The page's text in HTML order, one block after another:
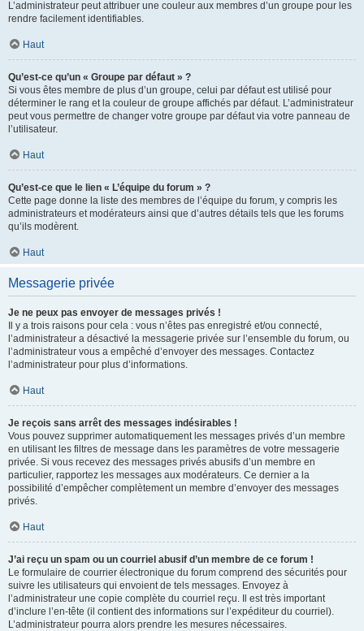
L’administrateur peut attribuer une couleur aux membres d’un groupe pour les
rendre facilement identifiables.
Haut
Qu’est-ce qu’un « Groupe par défaut » ?
Si vous êtes membre de plus d’un groupe, celui par défaut est utilisé pour
déterminer le rang et la couleur de groupe affichés par défaut. L’administrateur
peut vous permettre de changer votre groupe par défaut via votre panneau de
l’utilisateur.
Haut
Qu’est-ce que le lien « L’équipe du forum » ?
Cette page donne la liste des membres de l’équipe du forum, y compris les
administrateurs et modérateurs ainsi que d’autres détails tels que les forums
qu’ils modèrent.
Haut
Messagerie privée
Je ne peux pas envoyer de messages privés !
Il y a trois raisons pour cela : vous n’êtes pas enregistré et/ou connecté,
l’administrateur a désactivé la messagerie privée sur l’ensemble du forum, ou
l’administrateur vous a empêché d’envoyer des messages. Contactez
l’administrateur pour plus d’informations.
Haut
Je reçois sans arrêt des messages indésirables !
Vous pouvez supprimer automatiquement les messages privés d’un membre
en utilisant les filtres de message dans les paramètres de votre messagerie
privée. Si vous recevez des messages privés abusifs d’un membre en
particulier, rapportez les messages aux modérateurs. Ce dernier a la
possibilité d’empêcher complètement un membre d’envoyer des messages
privés.
Haut
J’ai reçu un spam ou un courriel abusif d’un membre de ce forum !
Le formulaire de courrier électronique du forum comprend des sécurités pour
suivre les utilisateurs qui envoient de tels messages. Envoyez à
l’administrateur une copie complète du courriel reçu. Il est très important
d’inclure l’en-tête (il contient des informations sur l’expéditeur du courriel).
L’administrateur pourra alors prendre les mesures nécessaires.